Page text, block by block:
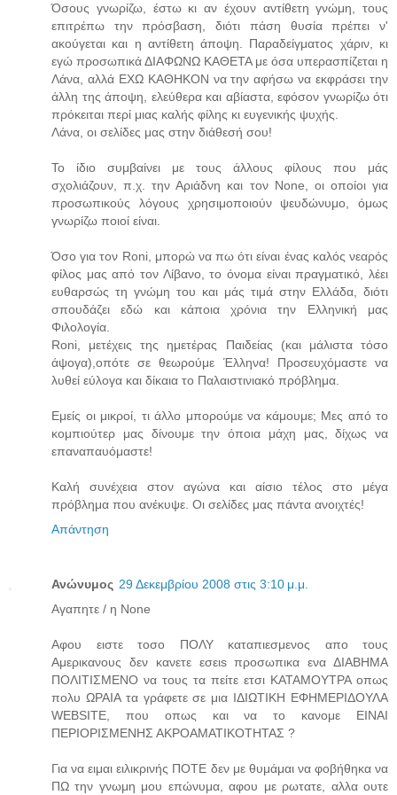
Όσους γνωρίζω, έστω κι αν έχουν αντίθετη γνώμη, τους
επιτρέπω την πρόσβαση, διότι πάση θυσία πρέπει ν'
ακούγεται και η αντίθετη άποψη. Παραδείγματος χάριν, κι
εγώ προσωπικά ΔΙΑΦΩΝΩ ΚΑΘΕΤΑ με όσα υπερασπίζεται η
Λάνα, αλλά ΕΧΩ ΚΑΘΗΚΟΝ να την αφήσω να εκφράσει την
άλλη της άποψη, ελεύθερα και αβίαστα, εφόσον γνωρίζω ότι
πρόκειται περί μιας καλής φίλης κι ευγενικής ψυχής.
Λάνα, οι σελίδες μας στην διάθεσή σου!
Το ίδιο συμβαίνει με τους άλλους φίλους που μάς
σχολιάζουν, π.χ. την Αριάδνη και τον None, οι οποίοι για
προσωπικούς λόγους χρησιμοποιούν ψευδώνυμο, όμως
γνωρίζω ποιοί είναι.
Όσο για τον Roni, μπορώ να πω ότι είναι ένας καλός νεαρός
φίλος μας από τον Λίβανο, το όνομα είναι πραγματικό, λέει
ευθαρσώς τη γνώμη του και μάς τιμά στην Ελλάδα, διότι
σπουδάζει εδώ και κάποια χρόνια την Ελληνική μας
Φιλολογία.
Roni, μετέχεις της ημετέρας Παιδείας (και μάλιστα τόσο
άψογα),οπότε σε θεωρούμε Έλληνα! Προσευχόμαστε να
λυθεί εύλογα και δίκαια το Παλαιστινιακό πρόβλημα.
Εμείς οι μικροί, τι άλλο μπορούμε να κάμουμε; Μες από το
κομπιούτερ μας δίνουμε την όποια μάχη μας, δίχως να
επαναπαυόμαστε!
Καλή συνέχεια στον αγώνα και αίσιο τέλος στο μέγα
πρόβλημα που ανέκυψε. Οι σελίδες μας πάντα ανοιχτές!
Απάντηση
Ανώνυμος 29 Δεκεμβρίου 2008 στις 3:10 μ.μ.
Αγαπητε / η Νone
Αφου ειστε τοσο ΠΟΛΥ καταπιεσμενος απο τους
Αμερικανους δεν κανετε εσειs προσωπικα ενα ΔΙΑΒΗΜΑ
ΠΟΛΙΤΙΣΜΕΝΟ να τους τα πείτε ετσι ΚΑΤΑΜΟΥΤΡΑ οπως
πολυ ΩΡΑΙΑ τα γράφετε σε μια ΙΔΙΩΤΙΚΗ ΕΦΗΜΕΡΙΔΟΥΛΑ
WEBSITE, που οπως και να το κανομε ΕΙΝΑΙ
ΠΕΡΙΟΡΙΣΜΕΝΗΣ ΑΚΡΟΑΜΑΤΙΚΟΤΗΤΑΣ ?
Για να ειμαι ειλικρινής ΠΟΤΕ δεν με θυμάμαι να φοβήθηκα να
ΠΩ την γνωμη μου επώνυμα, αφου με ρωτατε, αλλα ουτε